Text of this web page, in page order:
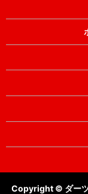
Copyright © ダー